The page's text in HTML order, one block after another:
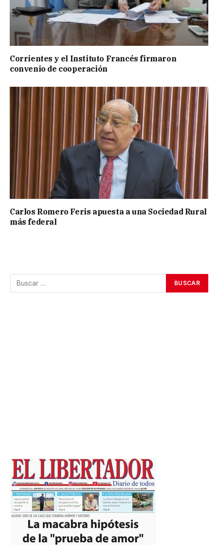
Corrientes y el Instituto Francés firmaron
convenio de cooperación
Carlos Romero Feris apuesta a una Sociedad Rural
más federal